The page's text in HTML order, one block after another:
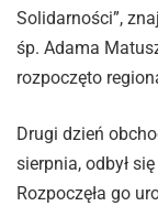
Solidarności”,
śp. Adama
rozpoczęto
Drugi dzień
sierpnia, odbył
Rozpoczęła go